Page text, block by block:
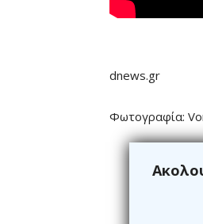
dnews.gr
Φωτογραφία: